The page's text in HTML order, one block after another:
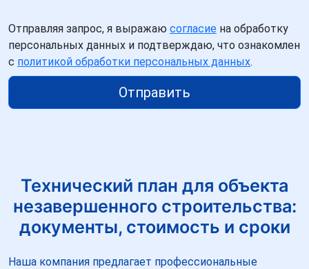
Отправляя запрос, я выражаю согласие на обработку
персональных данных и подтверждаю, что ознакомлен
с политикой обработки персональных данных.
Отправить
Технический план для объекта
незавершенного строительства:
документы, стоимость и сроки
Наша компания предлагает профессиональные